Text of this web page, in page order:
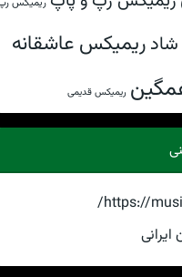
ریمیکس عاشقانه
ریمیکس قدیمی
https://
ایرانی